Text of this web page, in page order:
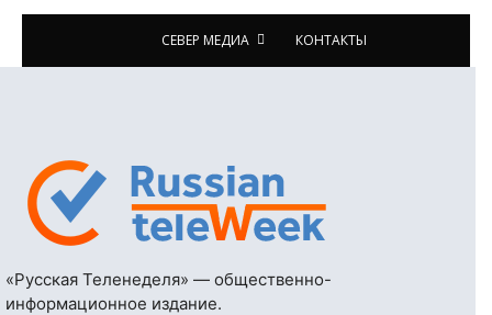
СЕВЕР МЕДИА КОНТАКТЫ
«Русская Теленеделя» — общественно-
информационное издание.